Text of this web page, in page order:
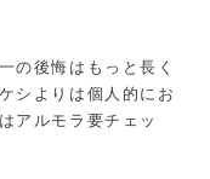
の後悔はもっと長く
シよりは個人的にお
アルモラ要チェッ